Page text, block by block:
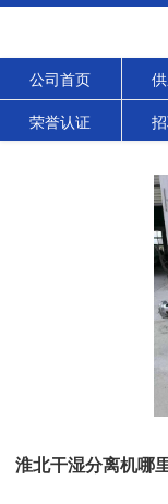
公司首页
荣誉认证
淮北干湿分离机哪